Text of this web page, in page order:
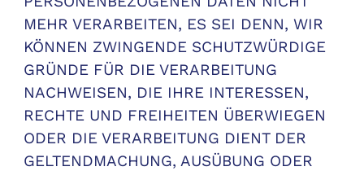
MEHR VERARBEITEN, ES SEI DENN, WIR
KÖNNEN ZWINGENDE SCHUTZWÜRDIGE
GRÜNDE FÜR DIE VERARBEITUNG
NACHWEISEN, DIE IHRE INTERESSEN,
RECHTE UND FREIHEITEN ÜBERWIEGEN
ODER DIE VERARBEITUNG DIENT DER
GELTENDMACHUNG, AUSÜBUNG ODER